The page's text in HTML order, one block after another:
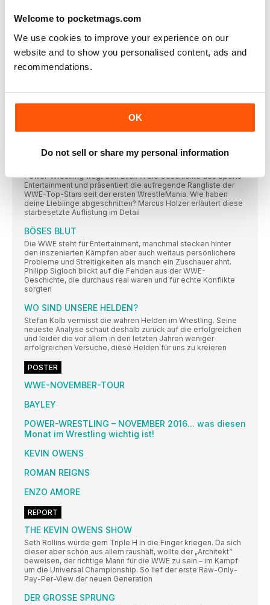
Welcome to pocketmags.com
We use cookies to improve your experience on our
website and to show you personalised content, ads and
recommendations.
OK
Do not sell or share my personal information
AJ LEE IST ZURÜCK: „Crazy Is My Superpower: How I
LET’S GO, WIESE!
Die WWE-Fans in München kommen in den Genuss vom
Wrestling-Debüt des früheren Bundesliga-Torwarts
Sigloch
Wie gut kennst du Sasha Banks? Erfahre auf einen Blick, was
du über den #LegitBoss wissen musst!
DIE 50 WICHTIGSTEN WWE-SUPERSTARS DER
Power-Wrestling wagt den Blick in die Geschichte des Sports-
Entertainment und präsentiert die aufregende Rangliste der
WWE-Top-Stars seit der ersten WrestleMania. Wie haben
deine Lieblinge abgeschnitten? Marcus Holzer erläutert diese
starbesetzte Auflistung im Detail
BÖSES BLUT
Die WWE steht für Entertainment, manchmal stecken hinter
den inszenierten Kämpfen aber auch weitaus persönlichere
Probleme und Streitigkeiten als manch ein Zuschauer ahnt.
Philipp Sigloch blickt auf die Fehden aus der WWE-
Geschichte, die durchaus real waren und für echte Konflikte
sorgten
WO SIND UNSERE HELDEN?
Stefan Kolb vermisst die wahren Helden im Wrestling. Seine
neueste Analyse schaut deshalb zurück auf die erfolgreichen
und leider die vor allem in den letzten Jahren weniger
erfolgreichen Versuche, diese Helden für uns zu kreieren
POSTER
WWE-NOVEMBER-TOUR
BAYLEY
POWER-WRESTLING – NOVEMBER 2016... was diesen
Monat im Wrestling wichtig ist!
KEVIN OWENS
ROMAN REIGNS
ENZO AMORE
REPORT
THE KEVIN OWENS SHOW
Seth Rollins würde gern Triple H in die Finger kriegen. Da sich
dieser aber schön aus allem raushält, wollte der „Architekt“
beweisen, der richtige Mann für die WWE zu sein – im Kampf
um die Universal Championship. So lief der erste Raw-Only-
Pay-Per-View der neuen Generation
DER GROSSE SPRUNG